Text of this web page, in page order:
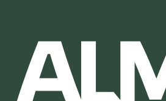
Search